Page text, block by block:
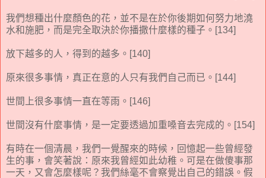
我們想種出什麼顏色的花，並不是在於你後期如何努力地澆
水和施肥，而是完全取決於你播撒什麼樣的種子。[134]
放下越多的人，得到的越多。[140]
原來很多事情，真正在意的人只有我們自己而已。[144]
世間上很多事情一直在等雨。[146]
世間沒有什麼事情，是一定要透過加重嗓音去完成的。[154]
有時在一個清晨，我們一覺醒來的時候，回憶起一些曾經發
生的事，會笑著說：原來我曾經如此幼稚。可是在做傻事那
一天，又會怎麼樣呢？我們絲毫不會察覺出自己的錯誤。假